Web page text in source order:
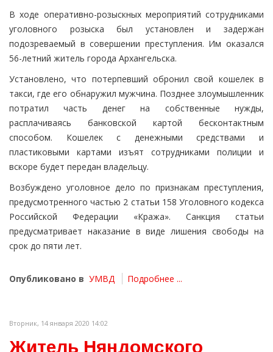
В ходе оперативно-розыскных мероприятий сотрудниками
уголовного розыска был установлен и задержан
подозреваемый в совершении преступления. Им оказался
56-летний житель города Архангельска.
Установлено, что потерпевший обронил свой кошелек в
такси, где его обнаружил мужчина. Позднее злоумышленник
потратил часть денег на собственные нужды,
расплачиваясь банковской картой бесконтактным
способом. Кошелек с денежными средствами и
пластиковыми картами изъят сотрудниками полиции и
вскоре будет передан владельцу.
Возбуждено уголовное дело по признакам преступления,
предусмотренного частью 2 статьи 158 Уголовного кодекса
Российской Федерации «Кража». Санкция статьи
предусматривает наказание в виде лишения свободы на
срок до пяти лет.
Опубликовано в УМВД Подробнее ...
Вторник, 14 января 2020 14:02
Житель Няндомского